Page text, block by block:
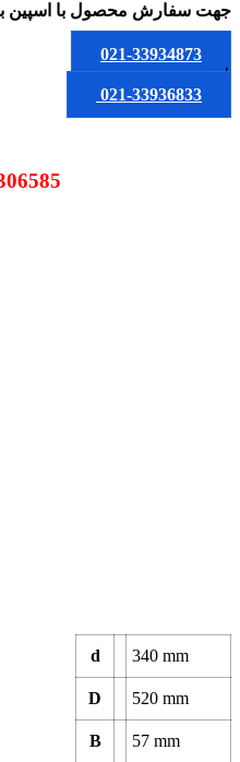
جهت سفارش محصول با اسپین
021-33934873
یا
021-33936833
d 340 mm
D 520 mm
B 57 mm